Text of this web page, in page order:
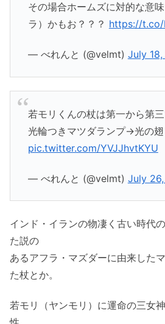
その場合ホームズに対的な意
ラ）かもお？？？ https://t.co/
— べれんと (@velmt) July
若モリくんの杖は第一から第
光輪つきマツダランプ→光の
pic.twitter.com/YVJJhvtKYU
— べれんと (@velmt) July
インド・イランの物凄く古い時代
た説の
あるアフラ・マズダーに由来した
た杖とか。
若モリ（ヤンモリ）に運命の三女